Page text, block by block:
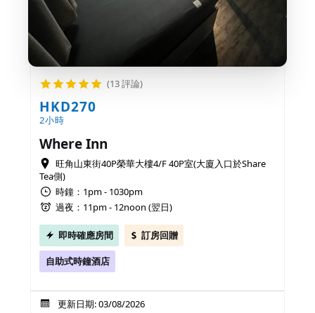
(13 評論)
HKD270
2小時
Where Inn
旺角山東街40P榮華大樓4/F 40P室(大廈入口於Share
Tea側)
時鐘：1pm - 1030pm
過夜：11pm - 12noon (翌日)
即時確應房間 訂房回贈
自助式時鐘酒店
更新日期: 03/08/2026